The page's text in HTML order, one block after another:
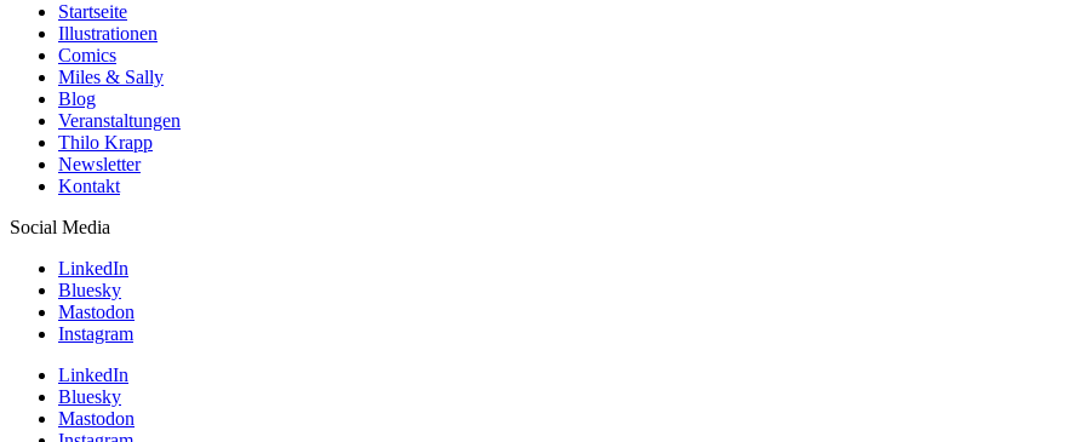
Startseite
Illustrationen
Comics
Miles & Sally
Blog
Veranstaltungen
Thilo Krapp
Newsletter
Kontakt
Social Media
LinkedIn
Bluesky
Mastodon
Instagram
LinkedIn
Bluesky
Mastodon